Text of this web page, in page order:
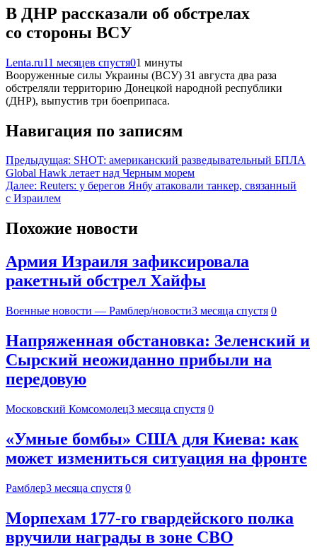
В ДНР рассказали об обстрелах
со стороны ВСУ
Lenta.ru11 месяцев спустя01 минуты
Вооруженные силы Украины (ВСУ) 31 августа два раза
обстреляли территорию Донецкой народной республики
(ДНР), выпустив три боеприпаса.
Навигация по записям
Предыдущая: SHOT: американский разведывательный БПЛА
Global Hawk летает над Черным морем
Далее: Reuters: у берегов Янбу атаковали танкер, связанный
с Израилем
Похожие новости
Армия Израиля зафиксировала
ракетный обстрел Хайфы
Военные новости — Рамблер/новости3 месяца спустя 0
Напряженная обстановка: Зеленский и
Сырский неожиданно прибыли на
передовую
Московский Комсомолец3 месяца спустя 0
«Умные бомбы» США для Киева: как
может измениться ситуация на фронте
Рамблер3 месяца спустя 0
Морпехам 177-го гвардейского полка
вручили награды в зоне СВО